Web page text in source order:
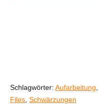
Schlagwörter: Aufarbeitung
Files Schwärzungen